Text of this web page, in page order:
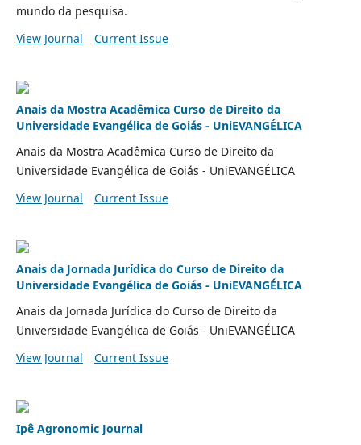
mundo da pesquisa.
View Journal
Current Issue
Anais da Mostra Acadêmica Curso de Direito da
Universidade Evangélica de Goiás - UniEVANGÉLICA
Anais da Mostra Acadêmica Curso de Direito da
Universidade Evangélica de Goiás - UniEVANGÉLICA
View Journal
Current Issue
Anais da Jornada Jurídica do Curso de Direito da
Universidade Evangélica de Goiás - UniEVANGÉLICA
Anais da Jornada Jurídica do Curso de Direito da
Universidade Evangélica de Goiás - UniEVANGÉLICA
View Journal
Current Issue
Ipê Agronomic Journal